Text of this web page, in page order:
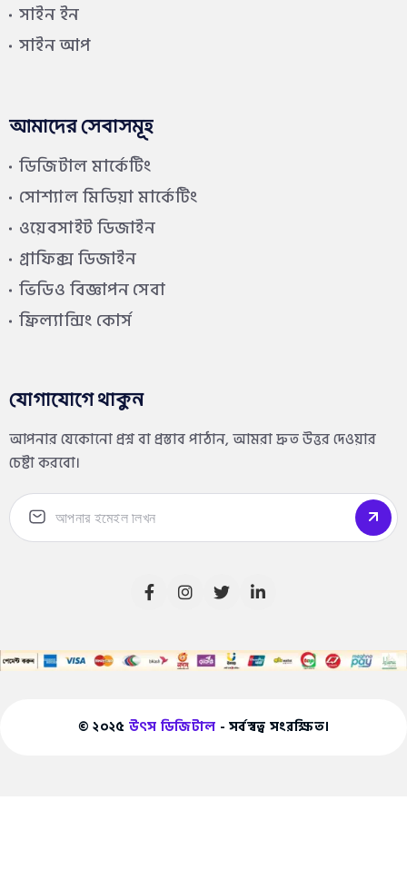
সাইন ইন
সাইন আপ
আমাদের সেবাসমূহ
ডিজিটাল মার্কেটিং
সোশ্যাল মিডিয়া মার্কেটিং
ওয়েবসাইট ডিজাইন
গ্রাফিক্স ডিজাইন
ভিডিও বিজ্ঞাপন সেবা
ফ্রিল্যান্সিং কোর্স
যোগাযোগে থাকুন
আপনার যেকোনো প্রশ্ন বা প্রস্তাব পাঠান, আমরা দ্রুত উত্তর দেওয়ার
চেষ্টা করবো।
© ২০২৫ উৎস ডিজিটাল - সর্বস্বত্ব সংরক্ষিত।